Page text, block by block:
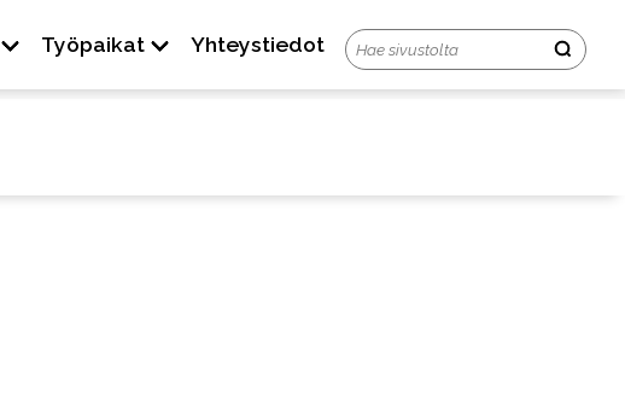
Kontrastitila Usein kysyttyä Ota yhteyttä
Työpaikat Yhteystiedot